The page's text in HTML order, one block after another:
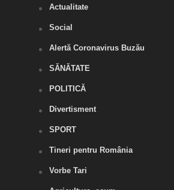
Actualitate
Social
Alertă Coronavirus Buzău
SĂNĂTATE
POLITICĂ
Divertisment
SPORT
Tineri pentru România
Vorbe Tari